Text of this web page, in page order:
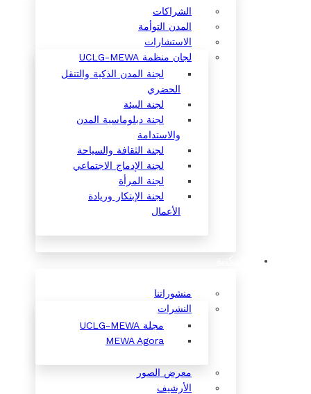
الشراكات
المدن التوأمة
الاستشارات
لجان منظمة UCLG-MEWA
لجنة المدن الذكية والتنقل
الحضري
لجنة البيئة
لجنة دبلوماسية المدن
والاستدامة
لجنة الثقافة والسياحة
لجنة الإدماج الاجتماعي
لجنة المرأة
لجنة الإبتكار وريادة
الأعمال
منشوراتنا
النشرات
مجلة UCLG-MEWA
MEWA Agora
معرض الصور
الأرشيف